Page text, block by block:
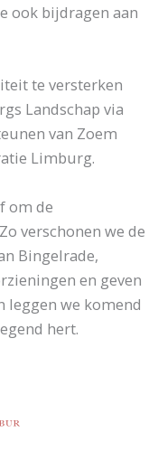
ook bijdragen aan
te versterken
Landschap via
van Zoem
Limburg.
om de
verschonen we de
Bingelrade,
en geven
leggen we komend
hert.